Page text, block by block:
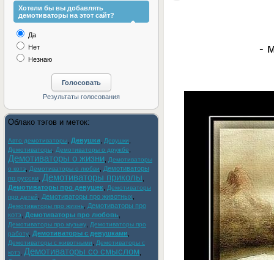
-
Хотели бы вы добавлять
демотиваторы на этот сайт?
Да
Нет
Незнаю
Облако тэгов и меток:
Авто демотиваторы Девушка Девушки
Демотиваторы Демотиваторы о дружбе
Демотиваторы о жизни
Демотиваторы
о котэ
Демотиваторы о любви
Демотиваторы
по русски Демотиваторы приколы
Демотиваторы про девушек
Демотиваторы
про детей
Демотиваторы про животных
Демотиваторы про жизнь
Демотиваторы про
котэ
Демотиваторы про любовь
Демотиваторы про музыку
Демотиваторы про
работу
Демотиваторы с девушками
Демотиваторы с животными
Демотиваторы с
котэ
Демотиваторы со смыслом